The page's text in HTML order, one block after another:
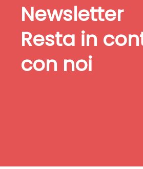
Newsletter
Resta in
con noi